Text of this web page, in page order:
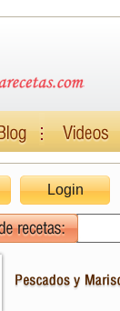
Login